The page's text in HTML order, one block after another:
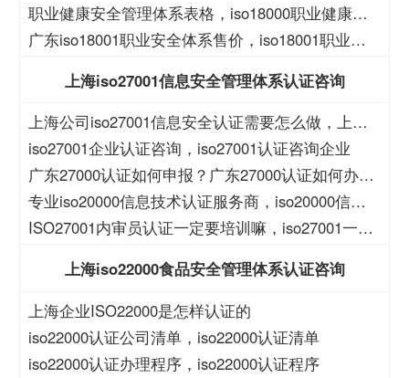
职业健康安全管理体系表格，iso18000职业健康安
全管理体系表格
广东iso18001职业安全体系售价，iso18001职业安
上海iso27001信息安全管理体系认证咨询
上海公司iso27001信息安全认证需要怎么做，上海
iso27001认证资质公司
iso27001企业认证咨询，iso27001认证咨询企业
广东27000认证如何申报？广东27000认证如何办
理？
专业iso20000信息技术认证服务商，iso20000信息
技术认证服务商
ISO27001内审员认证一定要培训嘛，iso27001一定
上海iso22000食品安全管理体系认证咨询
上海企业ISO22000是怎样认证的
iso22000认证公司清单，iso22000认证清单
iso22000认证办理程序，iso22000认证程序